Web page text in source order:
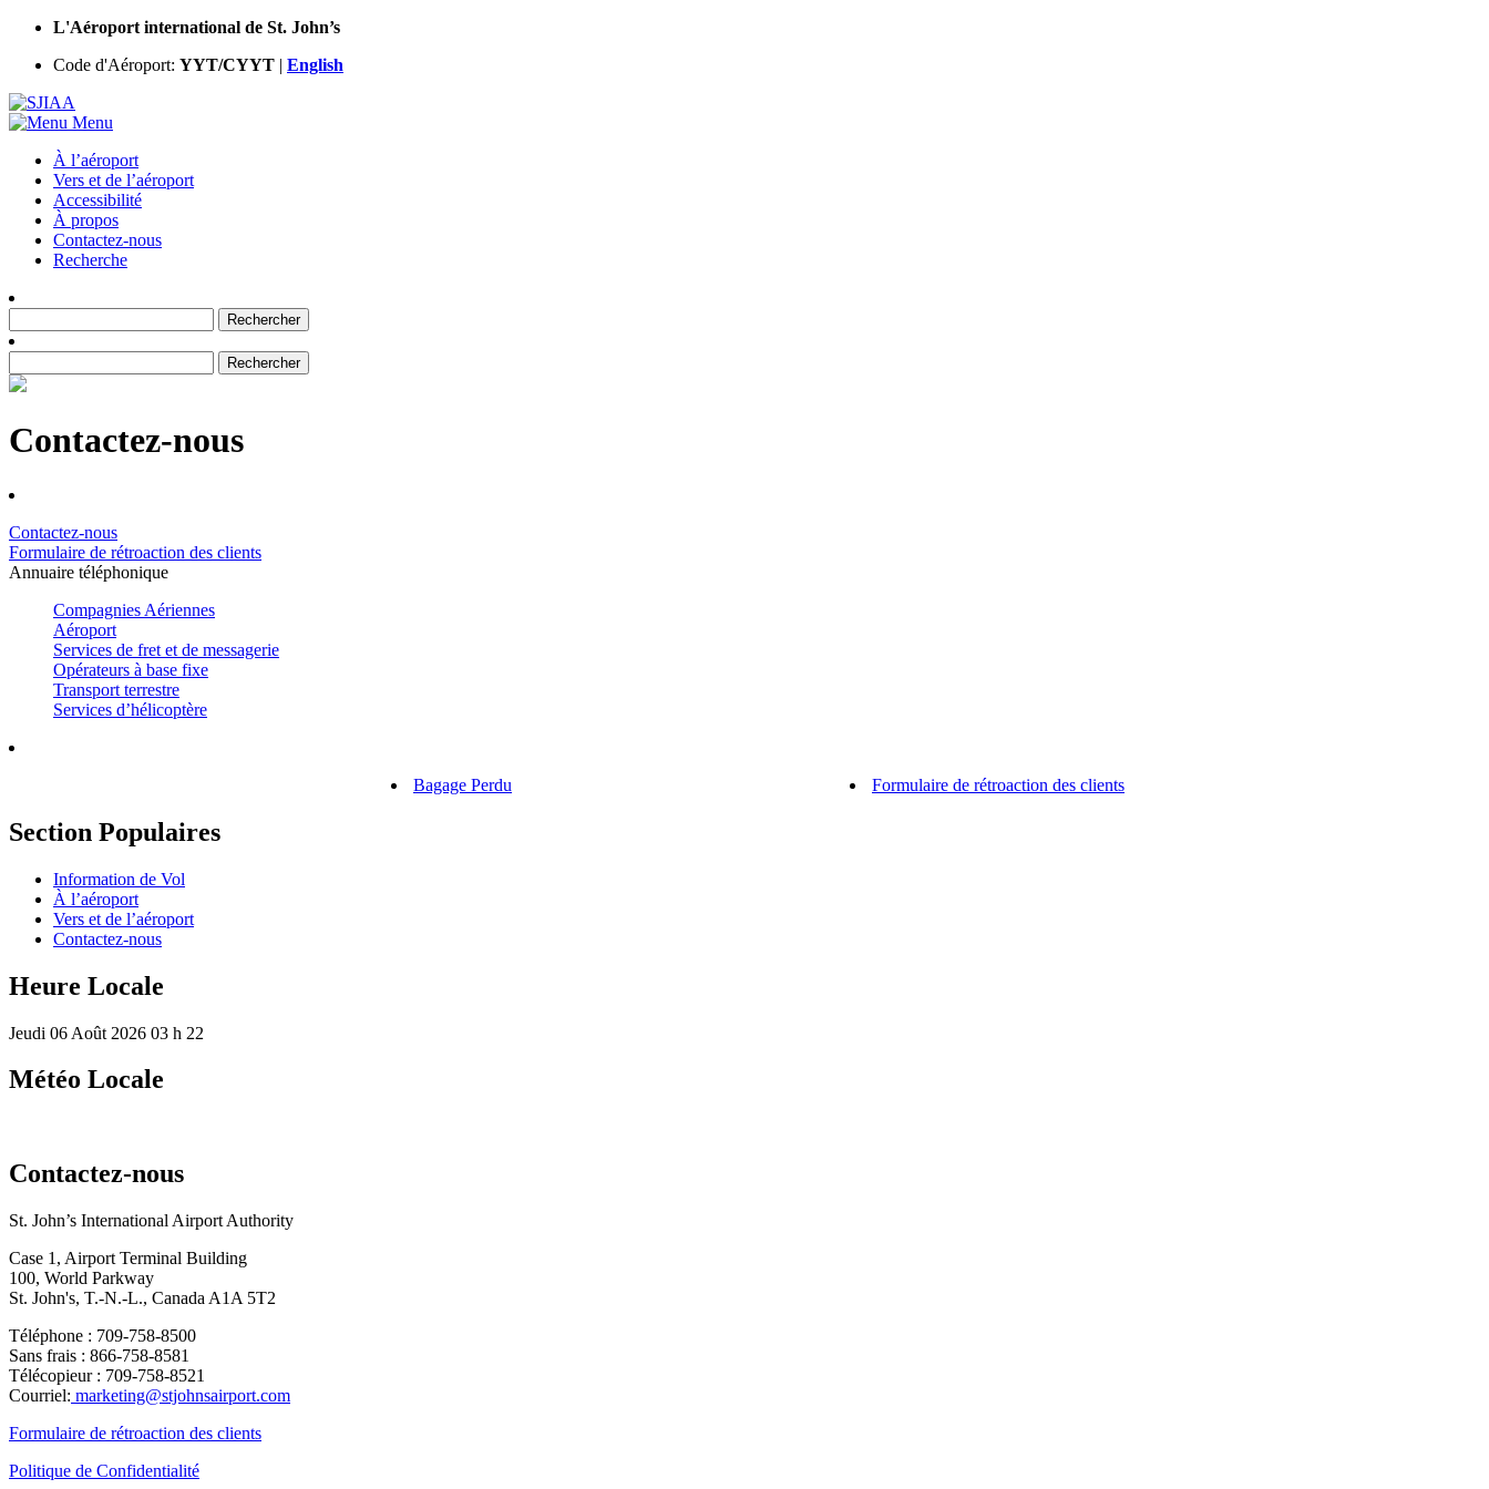
L'Aéroport international de St. John’s
Code d'Aéroport: YYT/CYYT | English
Menu
À l’aéroport
Vers et de l’aéroport
Accessibilité
À propos
Contactez-nous
Recherche
Contactez-nous
Contactez-nous
Formulaire de rétroaction des clients
Annuaire téléphonique
Compagnies Aériennes
Aéroport
Services de fret et de messagerie
Opérateurs à base fixe
Transport terrestre
Services d’hélicoptère
Bagage Perdu Formulaire de rétroaction des clients
Section Populaires
Information de Vol
À l’aéroport
Vers et de l’aéroport
Contactez-nous
Heure Locale
Jeudi 06 Août 2026 03 h 22
Météo Locale
Contactez-nous
St. John’s International Airport Authority
Case 1, Airport Terminal Building
100, World Parkway
St. John's, T.-N.-L., Canada A1A 5T2
Téléphone : 709-758-8500
Sans frais : 866-758-8581
Télécopieur : 709-758-8521
Courriel: marketing@stjohnsairport.com
Formulaire de rétroaction des clients
Politique de Confidentialité